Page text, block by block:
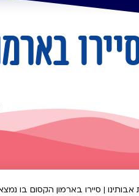
אבותינו | סיירו בארמון הקסום בו